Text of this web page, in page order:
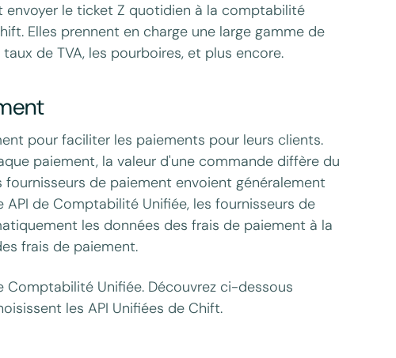
le ticket Z quotidien à la comptabilité
Elles prennent en charge une large gamme de
de TVA, les pourboires, et plus encore.
pour faciliter les paiements pour leurs clients.
paiement, la valeur d'une commande diffère du
de paiement envoient généralement
de Comptabilité Unifiée, les fournisseurs de
les données des frais de paiement à la
frais de paiement.
Comptabilité Unifiée. Découvrez ci-dessous
les API Unifiées de Chift.